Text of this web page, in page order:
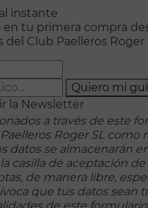
instante
en tu primera compra
del Club Paelleros Roger
Quiero mi
la Newsletter
a través de este
Roger SL como
datos se almacenarán
casilla de aceptación
de manera libre,
que tus datos sean